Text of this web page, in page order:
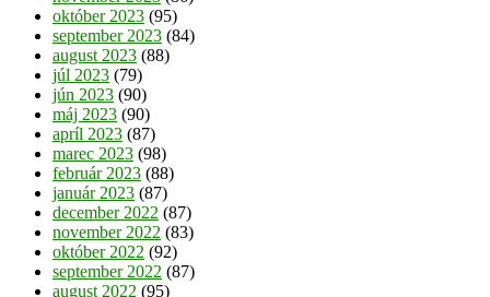
október 2023 (95)
september 2023 (84)
august 2023 (88)
júl 2023 (79)
jún 2023 (90)
máj 2023 (90)
apríl 2023 (87)
marec 2023 (98)
február 2023 (88)
január 2023 (87)
december 2022 (87)
november 2022 (83)
október 2022 (92)
september 2022 (87)
august 2022 (95)